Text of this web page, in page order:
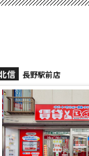
北信